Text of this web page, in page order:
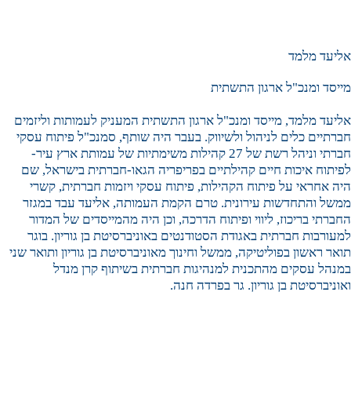
אליעד מלמד
מייסד ומנכ"ל ארגון התשתית
אליעד מלמד, מייסד ומנכ"ל ארגון התשתית המעניק לעמותות וליזמים
חברתיים כלים לניהול ולשיווק. בעבר היה שותף, סמנכ"ל פיתוח עסקי
חברתי וניהל רשת של 27 קהילות משימתיות של עמותת ארץ עיר-
לפיתוח איכות חיים קהילתיים בפריפריה הגאו-חברתית בישראל, שם
היה אחראי על פיתוח הקהילות, פיתוח עסקי ויזמות חברתית, קשרי
ממשל והתחדשות עירונית. טרם הקמת העמותה, אליעד עבד במגזר
החברתי בריכוז, ליווי ופיתוח הדרכה, וכן היה מהמייסדים של המדור
למעורבות חברתית באגודת הסטודנטים באוניברסיטת בן גוריון. בוגר
תואר ראשון בפוליטיקה, ממשל וחינוך מאוניברסיטת בן גוריון ותואר שני
במנהל עסקים מהתכנית למנהיגות חברתית בשיתוף קרן מנדל
ואוניברסיטת בן גוריון. גר בפרדה חנה.